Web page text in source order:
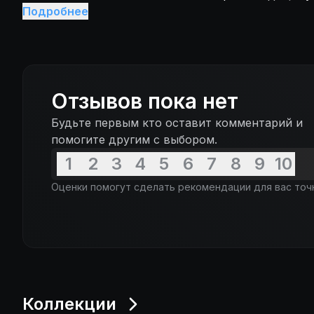
рассказывает ему всё - от нюансов личной жизни
Подробнее
Отзывов пока нет
Будьте первым кто оставит комментарий и
помогите другим с выбором.
1 2 3 4 5 6 7 8 9 10
Оценки помогут сделать рекомендации для вас
Коллекции